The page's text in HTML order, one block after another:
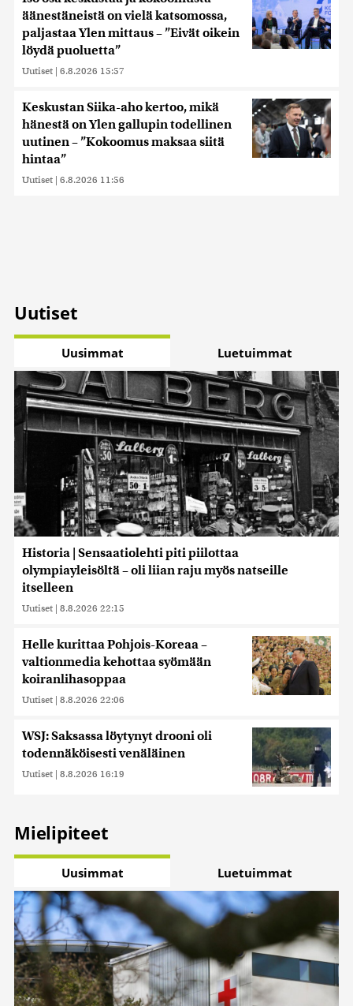
äänestäneistä on vielä katsomossa,
paljastaa Ylen mittaus – ”Eivät oikein
löydä puoluetta”
Uutiset | 6.8.2026 15:57
Keskustan Siika-aho kertoo, mikä
hänestä on Ylen gallupin todellinen
uutinen – ”Kokoomus maksaa siitä
hintaa”
Uutiset | 6.8.2026 11:56
Uutiset
Uusimmat Luetuimmat
Historia | Sensaatiolehti piti piilottaa
olympiayleisöltä – oli liian raju myös natseille
itselleen
Uutiset | 8.8.2026 22:15
Helle kurittaa Pohjois-Koreaa –
valtionmedia kehottaa syömään
koiranlihasoppaa
Uutiset | 8.8.2026 22:06
WSJ: Saksassa löytynyt drooni oli
todennäköisesti venäläinen
Uutiset | 8.8.2026 16:19
Mielipiteet
Uusimmat Luetuimmat